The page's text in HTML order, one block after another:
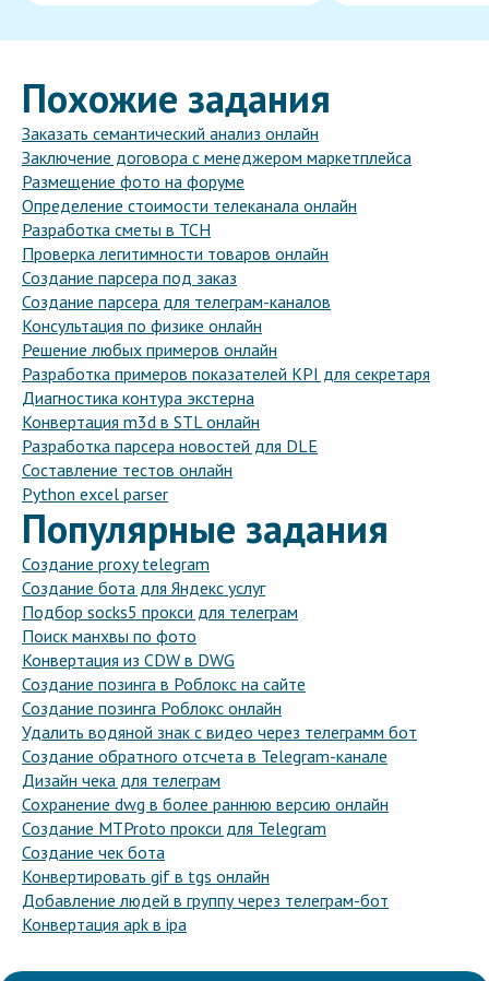
Похожие задания
Заказать семантический анализ онлайн
Заключение договора с менеджером маркетплейса
Размещение фото на форуме
Определение стоимости телеканала онлайн
Разработка сметы в ТСН
Проверка легитимности товаров онлайн
Создание парсера под заказ
Создание парсера для телеграм-каналов
Консультация по физике онлайн
Решение любых примеров онлайн
Разработка примеров показателей KPI для секретаря
Диагностика контура экстерна
Конвертация m3d в STL онлайн
Разработка парсера новостей для DLE
Составление тестов онлайн
Python excel parser
Популярные задания
Создание proxy telegram
Создание бота для Яндекс услуг
Подбор socks5 прокси для телеграм
Поиск манхвы по фото
Конвертация из CDW в DWG
Создание позинга в Роблокс на сайте
Создание позинга Роблокс онлайн
Удалить водяной знак с видео через телеграмм бот
Создание обратного отсчета в Telegram-канале
Дизайн чека для телеграм
Сохранение dwg в более раннюю версию онлайн
Создание MTProto прокси для Telegram
Создание чек бота
Конвертировать gif в tgs онлайн
Добавление людей в группу через телеграм-бот
Конвертация apk в ipa